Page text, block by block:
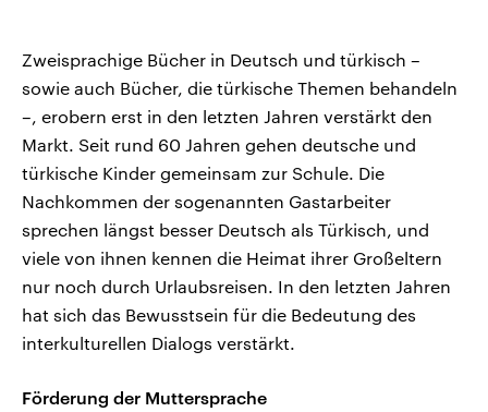
Zweisprachige Bücher in Deutsch und türkisch –
sowie auch Bücher, die türkische Themen behandeln
–, erobern erst in den letzten Jahren verstärkt den
Markt. Seit rund 60 Jahren gehen deutsche und
türkische Kinder gemeinsam zur Schule. Die
Nachkommen der sogenannten Gastarbeiter
sprechen längst besser Deutsch als Türkisch, und
viele von ihnen kennen die Heimat ihrer Großeltern
nur noch durch Urlaubsreisen. In den letzten Jahren
hat sich das Bewusstsein für die Bedeutung des
interkulturellen Dialogs verstärkt.
Förderung der Muttersprache